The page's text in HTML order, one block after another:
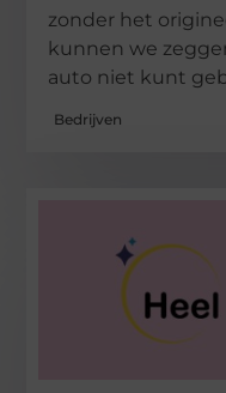
zonder het
kunnen we
auto niet kunt
Bedrijven